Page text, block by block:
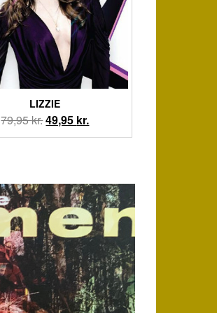
LIZZIE
79,95kr.Den
oprindelige
79,95 kr..
49,95 kr.Den
aktuelle
49,95 kr..